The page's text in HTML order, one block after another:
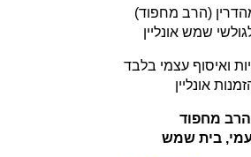
(הרב מחפוד)
שמש אונליין
ואיסוף עצמי בלבד
אונליין
מחפוד
בית שמש